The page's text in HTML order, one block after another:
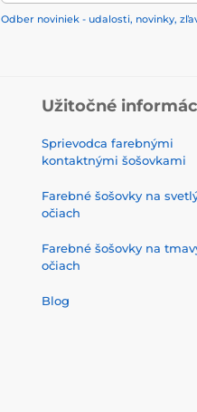
Odber noviniek - udalosti, novinky,
Užitočné
Sprievodca farebnými
kontaktnými šošovkami
Farebné šošovky na
očiach
Farebné šošovky na
očiach
Blog